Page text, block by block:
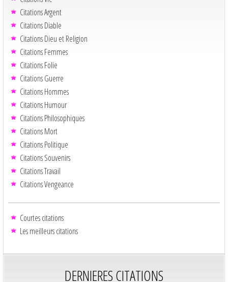
Citations Argent
Citations Diable
Citations Dieu et Religion
Citations Femmes
Citations Folie
Citations Guerre
Citations Hommes
Citations Humour
Citations Philosophiques
Citations Mort
Citations Politique
Citations Souvenirs
Citations Travail
Citations Vengeance
Courtes citations
Les meilleurs citations
DERNIERES CITATIONS